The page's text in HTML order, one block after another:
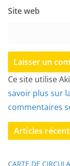
Site web
Ce site utilise
savoir plus sur
commentaires
Articles
CARTE DE